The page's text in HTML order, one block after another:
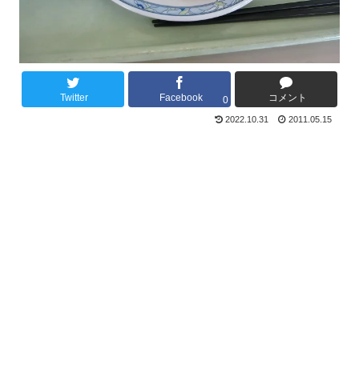
Twitter Facebook 0 コメント
2022.10.31 2011.05.15